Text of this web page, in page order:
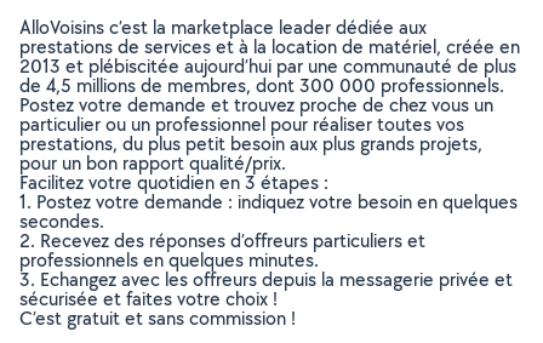
AlloVoisins c’est la marketplace leader dédiée aux
prestations de services et à la location de matériel, créée en
2013 et plébiscitée aujourd’hui par une communauté de plus
de 4,5 millions de membres, dont 300 000 professionnels.
Postez votre demande et trouvez proche de chez vous un
particulier ou un professionnel pour réaliser toutes vos
prestations, du plus petit besoin aux plus grands projets,
pour un bon rapport qualité/prix.
Facilitez votre quotidien en 3 étapes :
1. Postez votre demande : indiquez votre besoin en quelques
secondes.
2. Recevez des réponses d’offreurs particuliers et
professionnels en quelques minutes.
3. Echangez avec les offreurs depuis la messagerie privée et
sécurisée et faites votre choix !
C’est gratuit et sans commission !